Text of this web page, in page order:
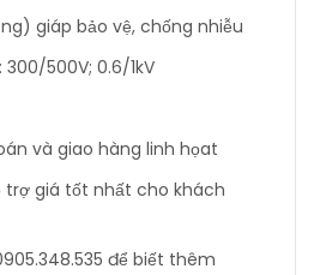
giáp bảo vệ, chống nhiễu
500V; 0.6/1kV
và giao hàng linh họat
trợ giá tốt nhất cho khách
để biết thêm